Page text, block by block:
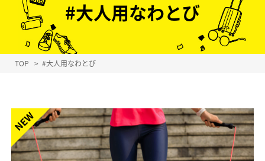
#大人用なわとび
TOP > #大人用なわとび